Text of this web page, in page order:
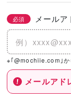
必須 メールア
※｢@mochiie.com｣か
メールアド